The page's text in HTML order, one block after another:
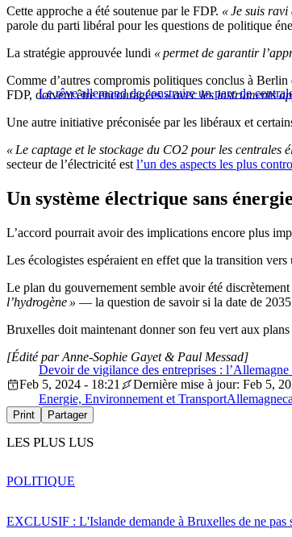
Cette approche a été soutenue par le FDP. « Je suis
parole du parti libéral pour les questions de politique
La stratégie approuvée lundi « permet de garantir
Le rêve allemand de construire un parc de
Comme d’autres compromis politiques conclus à
FDP, doivent être encouragées« avec les instruments
Une autre initiative préconisée par les libéraux et
« Le captage et le stockage du CO2 pour les centrales
secteur de l’électricité est l’un des aspects les plus
Un système électrique sans
L’accord pourrait avoir des implications encore plus
Les écologistes espéraient en effet que la transition
Le plan du gouvernement semble avoir été
l’hydrogène » — la question de savoir si la date de
Bruxelles doit maintenant donner son feu vert aux
Devoir de vigilance des entreprises :
[Édité par Anne-Sophie Gayet & Paul Messad]
Feb 5, 2024 - 18:21
Dernière mise à jour: Feb 5,
Energie, Environnement et TransportAllemagne
Print Partager
LES PLUS LUS
EXCLUSIF : L'Islande demande à Bruxelles de ne pas
POLITIQUE